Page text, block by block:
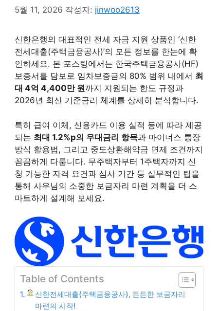
5월 11, 2026 작성자: jinwoo2613
신한은행의 대표적인 전세 자금 지원 상품인 ‘신한
전세대출(주택금융공사)’의 모든 정보를 한눈에 확
인하세요. 본 포스팅에서는 한국주택금융공사(HF)
보증서를 담보로 임차보증금의 80% 범위 내에서 최
대 4억 4,400만 원까지 지원되는 한도 규정과
2026년 최신 기준금리 체계를 상세히 분석합니다.
특히 급여 이체, 신용카드 이용 실적 등에 따라 제공
되는 최대 1.2%p의 우대금리 항목과 마이너스 통장
방식 활용법, 그리고 중도상환해약금 면제 조건까지
꼼꼼하게 다룹니다. 무주택자부터 1주택자까지 신
청 가능한 자격 요건과 심사 기간 등 실무적인 팁을
통해 사우님의 소중한 보금자리 마련 계획을 더 스
마트하게 설계해 보세요.
Table of Contents
신한전세대출(주택금융공사), 든든한 보금자리
마련의 시작!